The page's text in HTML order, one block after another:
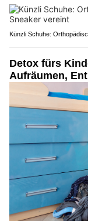
Künzli Schuhe:
Detox fürs
Aufräumen,